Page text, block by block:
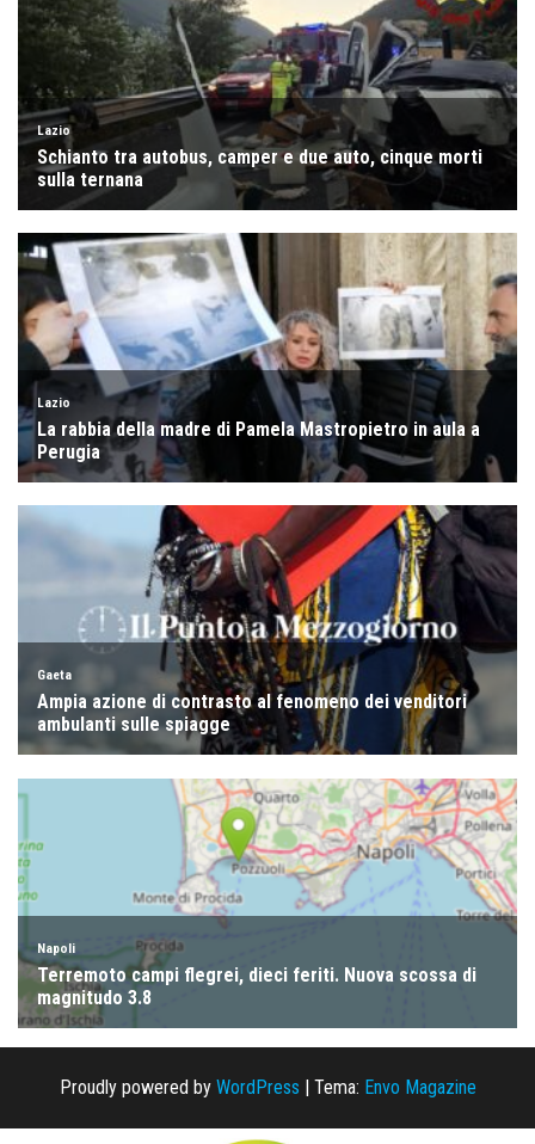
Proudly powered by WordPress | Tema: Envo Magazine